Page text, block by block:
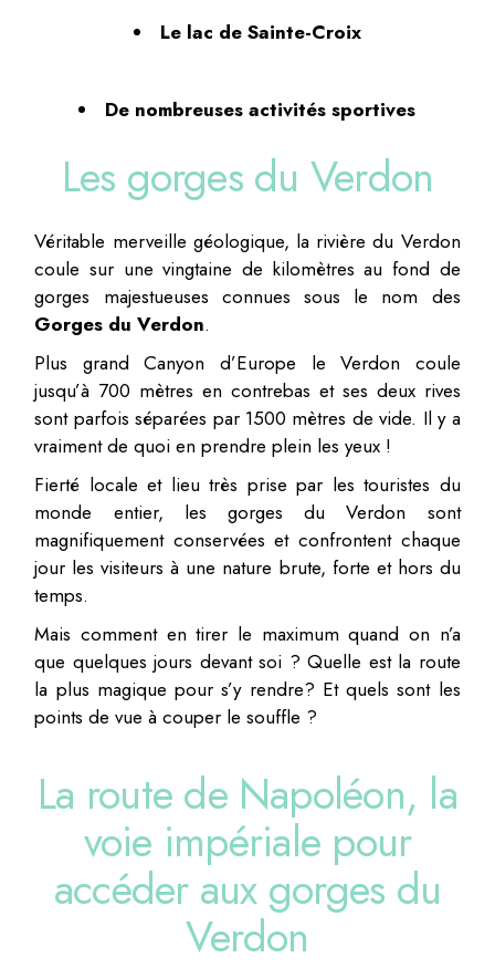
Le lac de Sainte-Croix
De nombreuses activités sportives
Les gorges du Verdon
Véritable merveille géologique, la rivière du Verdon
coule sur une vingtaine de kilomètres au fond de
gorges majestueuses connues sous le nom des
Gorges du Verdon.
Plus grand Canyon d’Europe le Verdon coule
jusqu’à 700 mètres en contrebas et ses deux rives
sont parfois séparées par 1500 mètres de vide. Il y a
vraiment de quoi en prendre plein les yeux !
Fierté locale et lieu très prise par les touristes du
monde entier, les gorges du Verdon sont
magnifiquement conservées et confrontent chaque
jour les visiteurs à une nature brute, forte et hors du
temps.
Mais comment en tirer le maximum quand on n’a
que quelques jours devant soi ? Quelle est la route
la plus magique pour s’y rendre? Et quels sont les
points de vue à couper le souffle ?
La route de Napoléon, la
voie impériale pour
accéder aux gorges du
Verdon